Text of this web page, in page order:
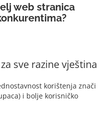
web stranica
sve razine vještina
korištenja znači
i bolje korisničko